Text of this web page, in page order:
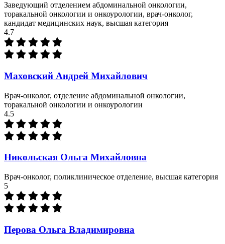
Заведующий отделением абдоминальной онкологии,
торакальной онкологии и онкоурологии, врач-онколог,
кандидат медицинских наук, высшая категория
4.7
Маховский Андрей Михайлович
Врач-онколог, отделение абдоминальной онкологии,
торакальной онкологии и онкоурологии
4.5
Никольская Ольга Михайловна
Врач-онколог, поликлиническое отделение, высшая категория
5
Перова Ольга Владимировна